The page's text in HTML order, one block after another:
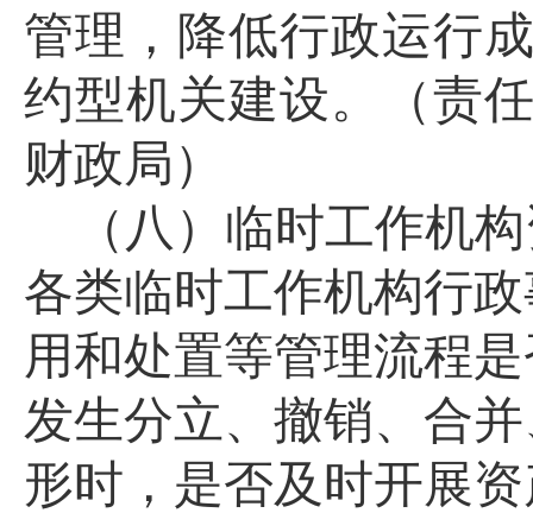
管理，降低行政运行
约型机关建设。
（责
财政局）
（八）临时工作机构
各类临时工作机构行
用和处置等管理流程
发生分立、撤销、合
形时，是否及时开展